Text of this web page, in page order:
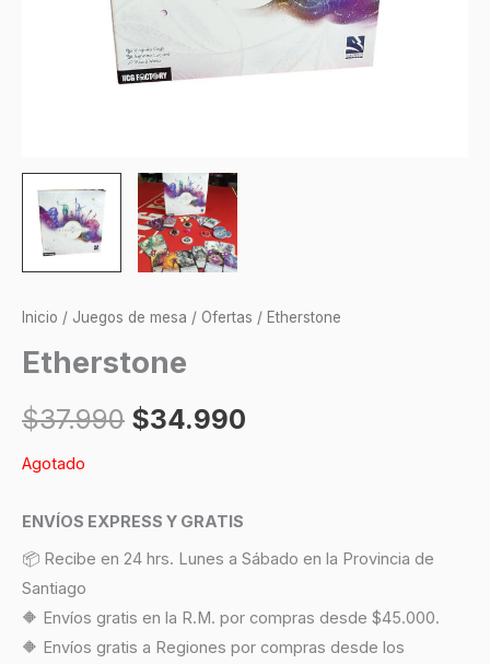
Inicio / Juegos de mesa / Ofertas / Etherstone
Etherstone
$37.990 $34.990
Agotado
ENVÍOS EXPRESS Y GRATIS
📦 Recibe en 24 hrs. Lunes a Sábado en la Provincia de
Santiago
🔶 Envíos gratis en la R.M. por compras desde $45.000.
🔶 Envíos gratis a Regiones por compras desde los